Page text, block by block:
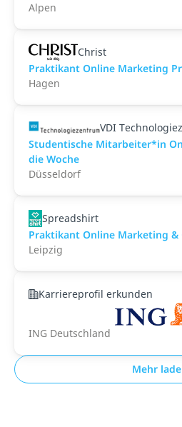
Alpen
Christ
Praktikant Online Marketing
Hagen
VDI
Studentische Mitarbeiter*in
die Woche
Düsseldorf
Spreadshirt
Praktikant Online Marketing
Leipzig
Karriereprofil erkunden
ING Deutschland
Mehr